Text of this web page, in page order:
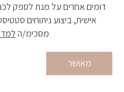
הקניה באתר מאובטחת
דומים אחרים על מנת לספק לכם
אישית, ביצוע ניתוחים
מסכימ/ה
מאושר